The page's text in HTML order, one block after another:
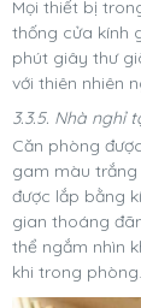
Mọi thiết bị
thống cửa kính
phút giây thư
với thiên nhiên
3.3.5. Nhà nghỉ
Căn phòng
gam màu trắng
được lắp bằng
gian thoáng
thể ngắm nhìn
khi trong phòng.